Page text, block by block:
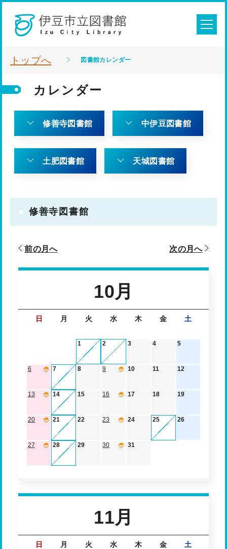
トップへ 図書館カレンダー
カレンダー
修善寺図書館 中伊豆図書館
土肥図書館 天城図書館
修善寺図書館
前の月へ 次の月へ
10月
日 月 火 水 木 金 土
1 2 3 4 5
6 7 8 9 10 11 12
13 14 15 16 17 18 19
20 21 22 23 24 25 26
27 28 29 30 31
11月
日 月 火 水 木 金 土